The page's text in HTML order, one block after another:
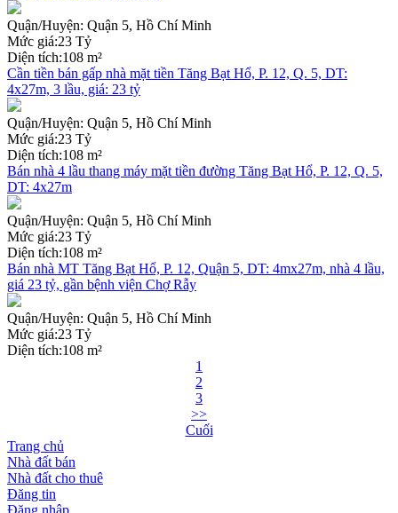
Quận/Huyện: Quận 5, Hồ Chí Minh
Mức giá:23 Tỷ
Diện tích:108 m²
Cần tiền bán gấp nhà mặt tiền Tăng Bạt Hổ, P. 12, Q. 5, DT:
4x27m, 3 lầu, giá: 23 tỷ
Quận/Huyện: Quận 5, Hồ Chí Minh
Mức giá:23 Tỷ
Diện tích:108 m²
Bán nhà 4 lầu thang máy mặt tiền đường Tăng Bạt Hổ, P. 12, Q. 5,
DT: 4x27m
Quận/Huyện: Quận 5, Hồ Chí Minh
Mức giá:23 Tỷ
Diện tích:108 m²
Bán nhà MT Tăng Bạt Hổ, P. 12, Quận 5, DT: 4mx27m, nhà 4 lầu,
giá 23 tỷ, gần bệnh viện Chợ Rẫy
Quận/Huyện: Quận 5, Hồ Chí Minh
Mức giá:23 Tỷ
Diện tích:108 m²
1
2
3
>>
Cuối
Trang chủ
Nhà đất bán
Nhà đất cho thuê
Đăng tin
Đăng nhập